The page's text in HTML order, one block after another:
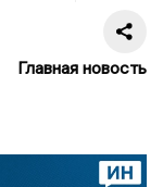
Главная новость